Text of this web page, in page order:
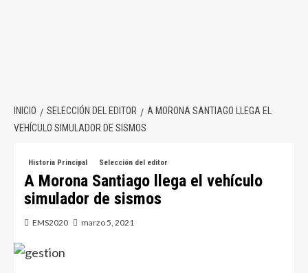
INICIO SELECCIÓN DEL EDITOR
A MORONA SANTIAGO LLEGA EL
VEHÍCULO SIMULADOR DE SISMOS
Historia Principal Selección del editor
A Morona Santiago llega el vehículo
simulador de sismos
EMS2020 marzo 5, 2021